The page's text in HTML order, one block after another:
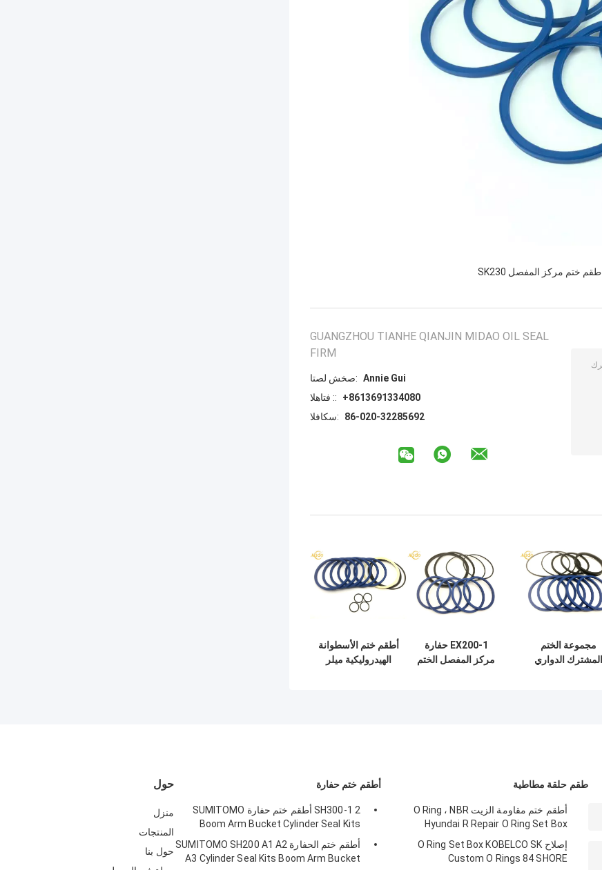
طقم ختم مركز المفصل SK230
GUANGZHOU TIANHE QIANJIN MIDAO OIL SEAL
FIRM
اتصل شخص: Annie Gui
الهاتف ::
+8613691334080
الفاكس:
86-020-32285692
مجموعة الختم
المشترك الدواري
EX200-1 حفارة
مركز المفصل الختم
أطقم ختم الأسطوانة
الهيدروليكية ميلر
حول
منزل
المنتجات
حول بنا
أطقم ختم حفارة
SH300-1 2 أطقم ختم حفارة SUMITOMO
Boom Arm Bucket Cylinder Seal Kits
أطقم ختم الحفارة SUMITOMO SH200 A1 A2
A3 Cylinder Seal Kits Boom Arm Bucket
طقم حلقة مطاطية
أطقم ختم مقاومة الزيت O Ring ، NBR
Hyundai R Repair O Ring Set Box
إصلاح O Ring Set Box KOBELCO SK
Custom O Rings 84 SHORE